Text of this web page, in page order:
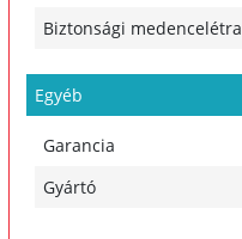
Biztonsági medencelétra
Egyéb
Garancia
Gyártó